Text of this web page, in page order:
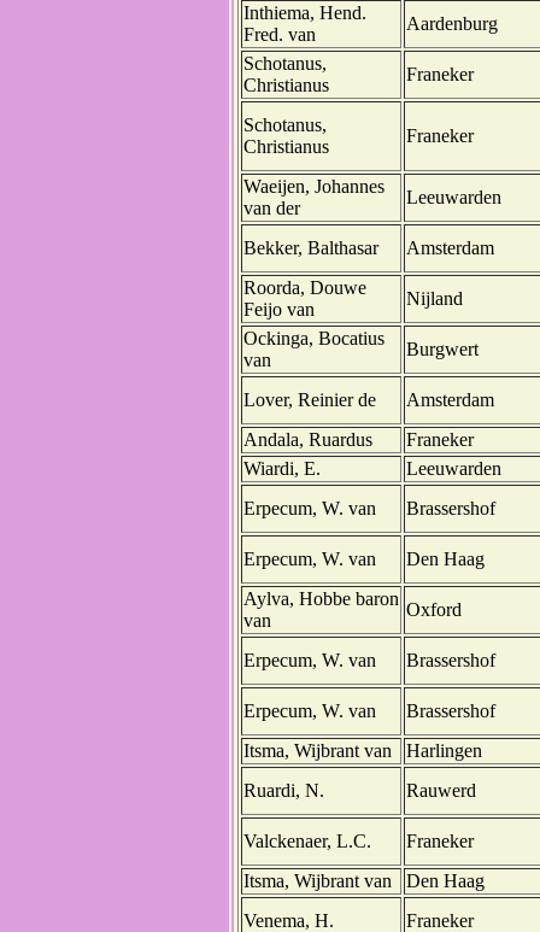
Inthiema, Hend.
Fred. van
Aardenburg
Schotanus,
Christianus
Franeker
Schotanus,
Christianus
Franeker
Waeijen, Johannes
van der
Leeuwarden
Bekker, Balthasar
Amsterdam
Roorda, Douwe
Feijo van
Nijland
Ockinga, Bocatius
van
Burgwert
Lover, Reinier de
Amsterdam
Andala, Ruardus
Franeker
Wiardi, E.
Leeuwarden
Erpecum, W. van
Brassershof
Erpecum, W. van
Den Haag
Aylva, Hobbe baron
van
Oxford
Erpecum, W. van Brassershof
Erpecum, W. van
Brassershof
Itsma, Wijbrant van
Harlingen
Ruardi, N.
Rauwerd
Valckenaer, L.C.
Franeker
Itsma, Wijbrant van
Den Haag
Venema, H.
Franeker